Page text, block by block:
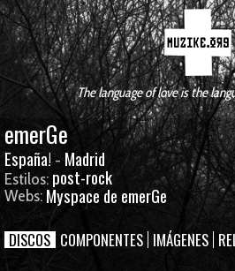
The language of love is the
emerGe
España!- Madrid
Estilos: post-rock
Webs: Myspace de emerGe
DISCOS COMPONENTES IMÁGENES